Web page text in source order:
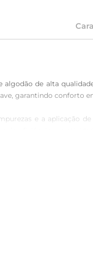
de alta
garantindo conforto
e a aplicação